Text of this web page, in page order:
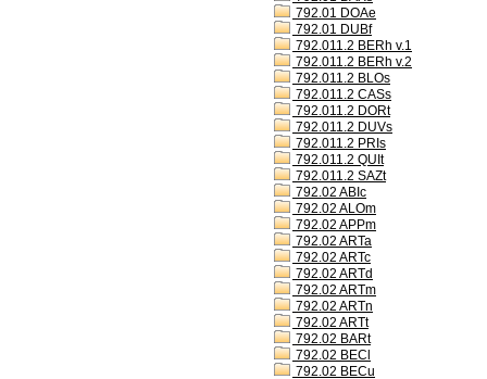
792.01 DOAe
792.01 DUBf
792.011.2 BERh v.1
792.011.2 BERh v.2
792.011.2 BLOs
792.011.2 CASs
792.011.2 DORt
792.011.2 DUVs
792.011.2 PRIs
792.011.2 QUIt
792.011.2 SAZt
792.02 ABIc
792.02 ALOm
792.02 APPm
792.02 ARTa
792.02 ARTc
792.02 ARTd
792.02 ARTm
792.02 ARTn
792.02 ARTt
792.02 BARt
792.02 BECl
792.02 BECu